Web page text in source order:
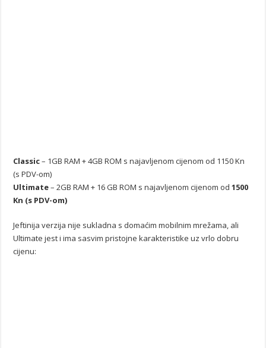
Classic– 1GB RAM + 4GB ROM s najavljenom cijenom od 1150 Kn
(s PDV-om)
Ultimate– 2GB RAM + 16 GB ROM s najavljenom cijenom od1500
Kn (s PDV-om)
Jeftinija verzija nije sukladna s domaćim mobilnim mrežama, ali
Ultimate jest i ima sasvim pristojne karakteristike uz vrlo dobru
cijenu: